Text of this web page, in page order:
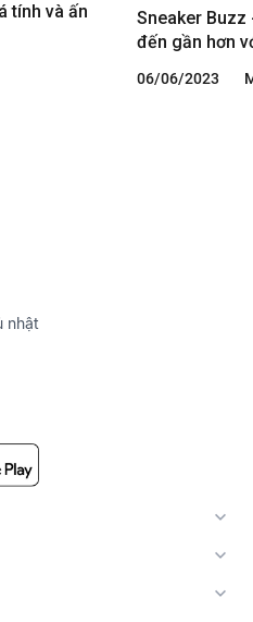
tính và ấn
Sneaker
đến gần hơn
06/06/2023
nhật